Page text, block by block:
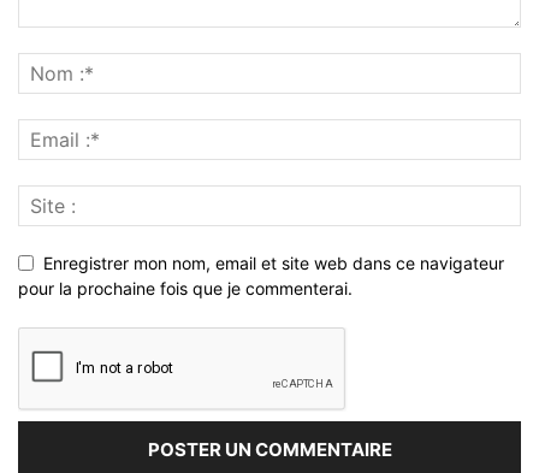
Enregistrer mon nom, email et site web dans ce navigateur
pour la prochaine fois que je commenterai.